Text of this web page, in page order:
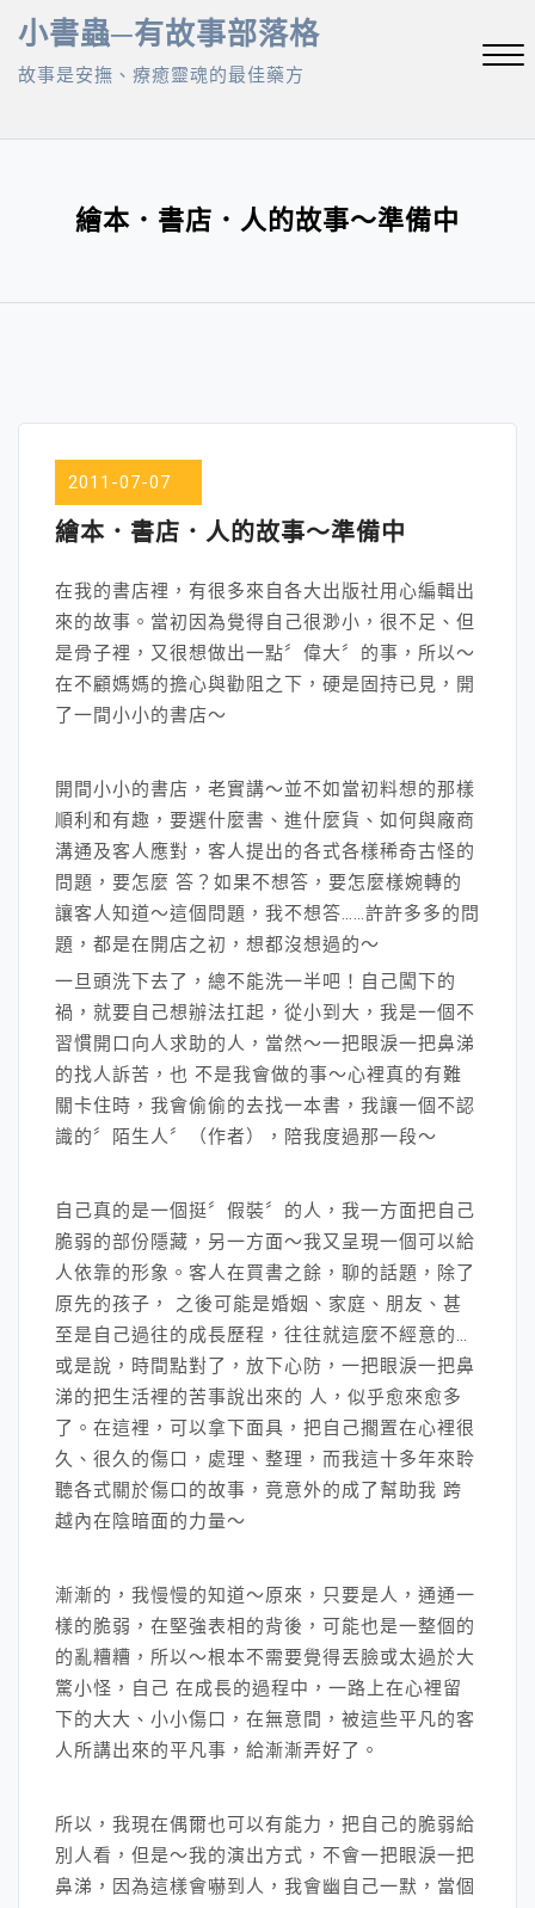
Skip
content
小書蟲─有故事部落格
故事是安撫、療癒靈魂的最佳藥方
繪本．書店．人的故事～準備中
2011-07-07
繪本．書店．人的故事～準備中
在我的書店裡，有很多來自各大出版社用心編輯出
來的故事。當初因為覺得自己很渺小，很不足、但
是骨子裡，又很想做出一點〞偉大〞的事，所以～
在不顧媽媽的擔心與勸阻之下，硬是固持已見，開
了一間小小的書店～
開間小小的書店，老實講～並不如當初料想的那樣
順利和有趣，要選什麼書、進什麼貨、如何與廠商
溝通及客人應對，客人提出的各式各樣稀奇古怪的
問題，要怎麼 答？如果不想答，要怎麼樣婉轉的
讓客人知道～這個問題，我不想答……許許多多的問
題，都是在開店之初，想都沒想過的～
一旦頭洗下去了，總不能洗一半吧！自己闖下的
禍，就要自己想辦法扛起，從小到大，我是一個不
習慣開口向人求助的人，當然～一把眼淚一把鼻涕
的找人訴苦，也 不是我會做的事～心裡真的有難
關卡住時，我會偷偷的去找一本書，我讓一個不認
識的〞陌生人〞（作者），陪我度過那一段～
自己真的是一個挺〞假裝〞的人，我一方面把自己
脆弱的部份隱藏，另一方面～我又呈現一個可以給
人依靠的形象。客人在買書之餘，聊的話題，除了
原先的孩子， 之後可能是婚姻、家庭、朋友、甚
至是自己過往的成長歷程，往往就這麼不經意的…
或是說，時間點對了，放下心防，一把眼淚一把鼻
涕的把生活裡的苦事說出來的 人，似乎愈來愈多
了。在這裡，可以拿下面具，把自己擱置在心裡很
久、很久的傷口，處理、整理，而我這十多年來聆
聽各式關於傷口的故事，竟意外的成了幫助我 跨
越內在陰暗面的力量～
漸漸的，我慢慢的知道～原來，只要是人，通通一
樣的脆弱，在堅強表相的背後，可能也是一整個的
的亂糟糟，所以～根本不需要覺得丟臉或太過於大
驚小怪，自己 在成長的過程中，一路上在心裡留
下的大大、小小傷口，在無意間，被這些平凡的客
人所講出來的平凡事，給漸漸弄好了。
所以，我現在偶爾也可以有能力，把自己的脆弱給
別人看，但是～我的演出方式，不會一把眼淚一把
鼻涕，因為這樣會嚇到人，我會幽自己一默，當個